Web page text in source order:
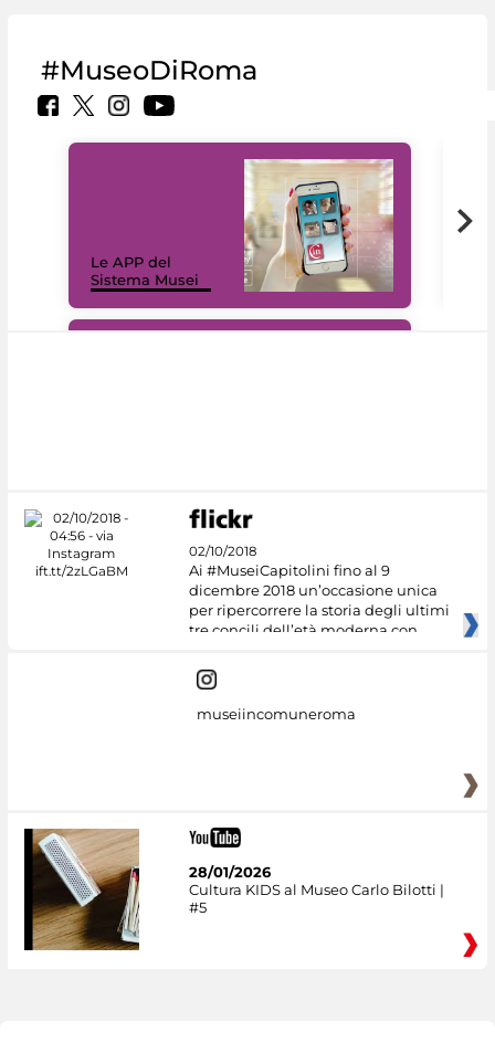
#MuseoDiRoma
Le APP del
Sistema Musei
02/10/2018
Ai #MuseiCapitolini fino al 9
dicembre 2018 un’occasione unica
per ripercorrere la storia degli ultimi
tre concili dell’età moderna con
museiincomuneroma
28/01/2026
Cultura KIDS al Museo Carlo Bilotti |
#5